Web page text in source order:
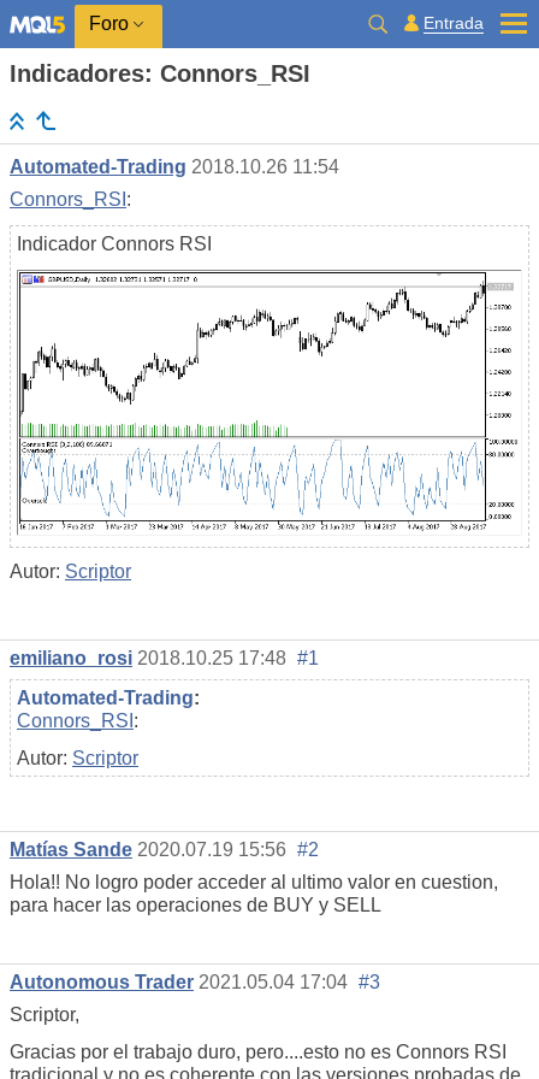
Foro Entrada
Indicadores: Connors_RSI
Automated-Trading 2018.10.26 11:54
Connors_RSI :
Indicador Connors RSI
Autor: Scriptor
emiliano_rosi 2018.10.25 17:48 #1
Automated-Trading:
Connors_RSI :
Autor: Scriptor
Matías Sande 2020.07.19 15:56 #2
Hola!! No logro poder acceder al ultimo valor en cuestion,
para hacer las operaciones de BUY y SELL
Autonomous Trader 2021.05.04 17:04 #3
Scriptor,
Gracias por el trabajo duro, pero....esto no es Connors RSI
tradicional y no es coherente con las versiones probadas de